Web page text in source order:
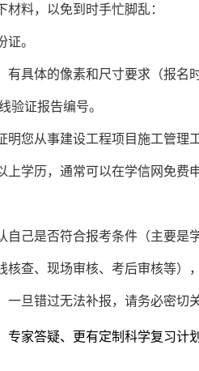
料，以免到时手忙脚乱：
。
具体的像素和尺寸要求（报名
验证报告编号。
您从事建设工程项目施工管理
学历，通常可以在学信网免费
己是否符合报考条件（主要是
查、现场审核、考后审核等）
旦错过无法补报，请务必密切关
家答疑、更有定制科学复习计